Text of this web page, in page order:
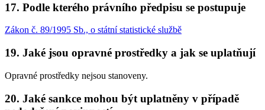
17. Podle kterého právního předpisu se postupuje
Zákon č. 89/1995 Sb., o státní statistické službě
19. Jaké jsou opravné prostředky a jak se uplatňují
Opravné prostředky nejsou stanoveny.
20. Jaké sankce mohou být uplatněny v případě